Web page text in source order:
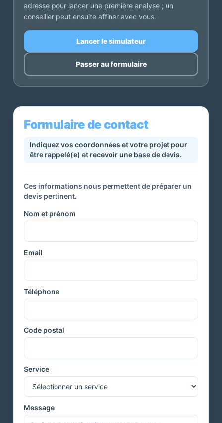
adresse pour lancer une première analyse ; un
conseiller peut ensuite affiner avec vous.
Lancer le simulateur
Passer au formulaire
Formulaire de contact
Indiquez vos coordonnées et votre projet pour
être rappelé(e) et recevoir une base de devis.
Ces informations nous permettent de préparer un
devis pertinent.
Nom et prénom
Email
Téléphone
Code postal
Service
Message